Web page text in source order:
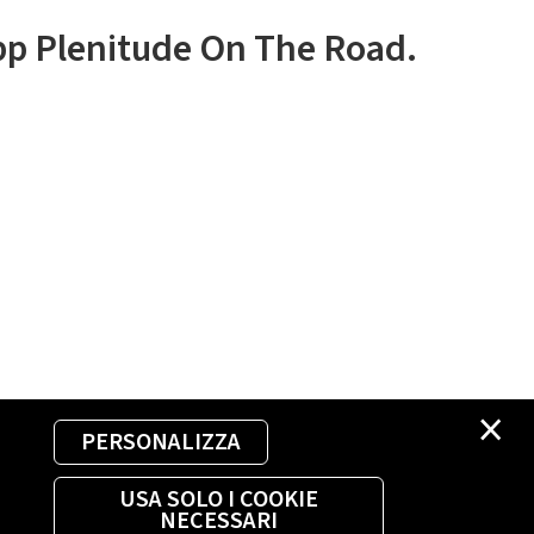
×
PERSONALIZZA
USA SOLO I COOKIE
NECESSARI
Plenitude On The Road.